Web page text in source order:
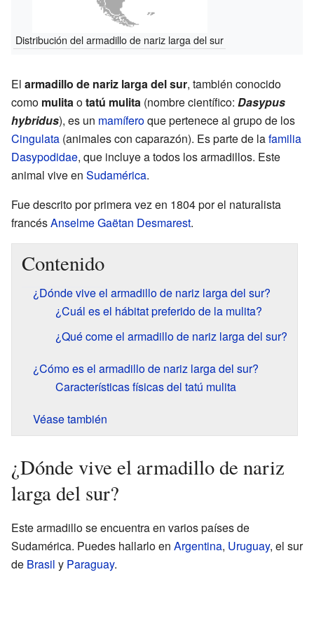
Distribución del armadillo de nariz larga del sur
El armadillo de nariz larga del sur, también conocido
como mulitaotatú mulita (nombre científico: Dasypus
hybridus), es un mamíferoque pertenece al grupo de los
Cingulata (animales con caparazón). Es parte de lafamilia
Dasypodidae, que incluye a todos los armadillos. Este
animal vive en Sudamérica.
Fue descrito por primera vez en 1804 por el naturalista
francésAnselme Gaëtan Desmarest.
Contenido
¿Dónde vive el armadillo de nariz larga del sur?
¿Cuál es el hábitat preferido de la mulita?
¿Qué come el armadillo de nariz larga del sur?
¿Cómo es el armadillo de nariz larga del sur?
Características físicas del tatú mulita
Véase también
¿Dónde vive el armadillo de nariz
larga del sur?
Este armadillo se encuentra en varios países de
Sudamérica. Puedes hallarlo en Argentina, Uruguay, el sur
de Brasil y Paraguay.